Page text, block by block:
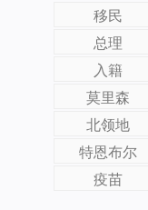
移民
总理
入籍
莫里森
北领地
特恩布尔
疫苗